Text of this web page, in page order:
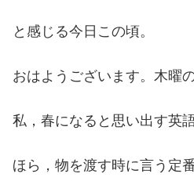
と感じる今日この頃。
おはようございます。木曜
私，春になると思い出す英
ほら，物を渡す時に言う定